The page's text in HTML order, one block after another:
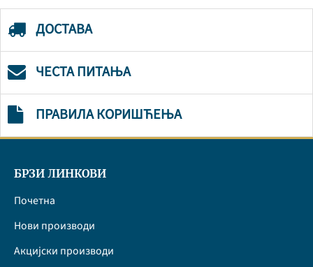
ДОСТАВА
ЧЕСТА ПИТАЊА
ПРАВИЛА КОРИШЋЕЊА
БРЗИ ЛИНКОВИ
Почетна
Нови производи
Акцијски производи